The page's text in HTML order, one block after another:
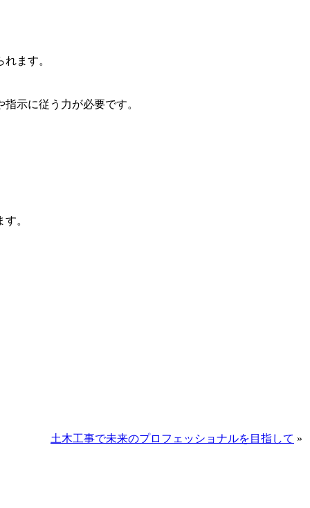
ます。
示に従う力が必要です。
。
土木工事で未来のプロフェッショナルを目指して »